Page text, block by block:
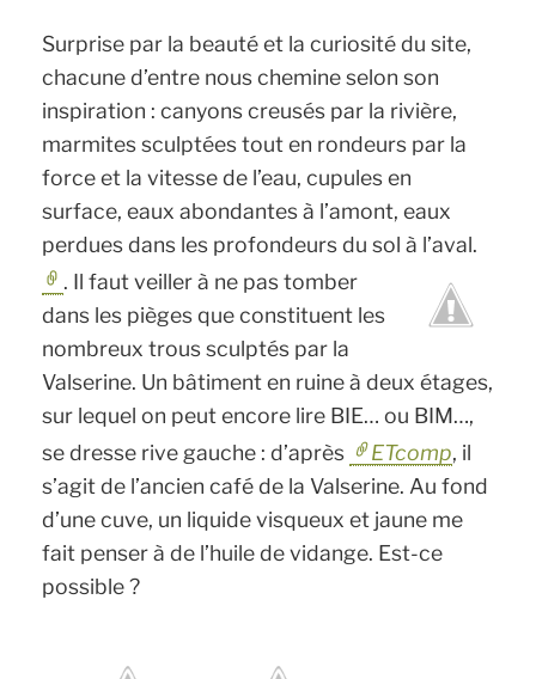
Surprise par la beauté et la curiosité du site,
chacune d’entre nous chemine selon son
inspiration : canyons creusés par la rivière,
marmites sculptées tout en rondeurs par la
force et la vitesse de l’eau, cupules en
surface, eaux abondantes à l’amont, eaux
perdues dans les profondeurs du sol à l’aval.
. Il faut veiller à ne pas tomber
dans les pièges que constituent les
nombreux trous sculptés par la
Valserine. Un bâtiment en ruine à deux étages,
sur lequel on peut encore lire BIE… ou BIM…,
se dresse rive gauche : d’après
ETcomp, il
s’agit de l’ancien café de la Valserine. Au fond
d’une cuve, un liquide visqueux et jaune me
fait penser à de l’huile de vidange. Est-ce
possible ?